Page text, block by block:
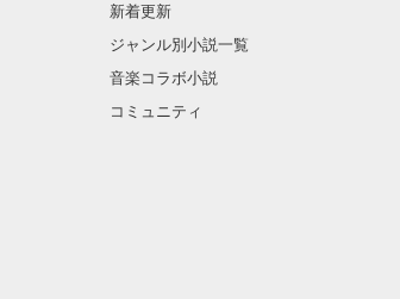
新着更新
ジャンル別小説一覧
音楽コラボ小説
コミュニティ